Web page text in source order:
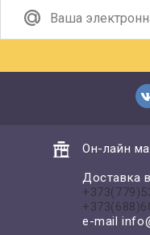
Он-лайн
Доставка
e-mail